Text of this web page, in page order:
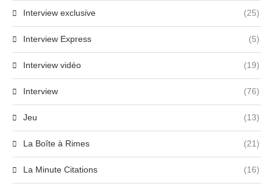
Interview exclusive (25)
Interview Express (5)
Interview vidéo (19)
Interview (76)
Jeu (13)
La Boîte à Rimes (21)
La Minute Citations (16)